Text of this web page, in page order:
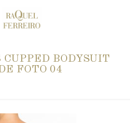
BODYSUIT
FOTO 04